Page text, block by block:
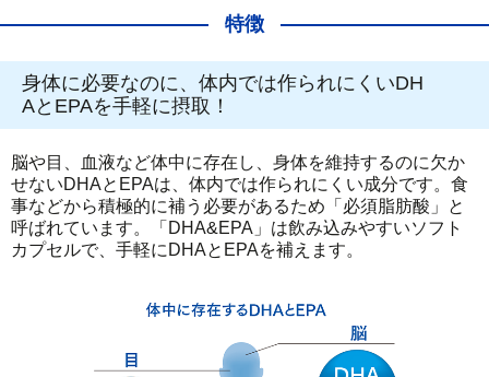
特徴
身体に必要なのに、体内では作られにくいDH
AとEPAを手軽に摂取！
脳や目、血液など体中に存在し、身体を維持するのに欠か
せないDHAとEPAは、体内では作られにくい成分です。食
事などから積極的に補う必要があるため「必須脂肪酸」と
呼ばれています。「DHA&EPA」は飲み込みやすいソフト
カプセルで、手軽にDHAとEPAを補えます。